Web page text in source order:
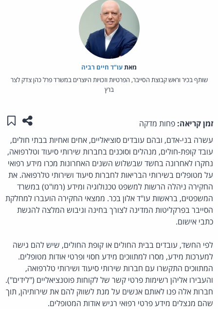
מאת‏עו"ד חיים רביה
שותף בכיר וראש קבוצת הסייבר, הפרטיות וזכויות היוצרים במשרד פרל כהן צדק לצר
ברץ
זמן קריאה: פחות מדקה שתפו
עשרה בני-אדם, ובהם עובדים סוציאליים, אחים ואחיות בבתי חולים,
עובד קופת-חולים, מנהלים וסוכנים בחברות שירותי סיעוד וטלרפואה,
נחקרו לאחרונה בחשד שבשלוש השנים האחרונות מכרו מידע רפואי
על מטופלים בשירותי הבריאות לחברות סיעוד ושירותי טלרפואה. את
החקירה ניהלה הרשות למשפט טכנולוגיה ומידע (רמו"ט) במשרד
המשפטים, בראשות עו"ד אלון בכר. ממצאי החקירה הועברו למחלקת
הסייבר בפרקליטות המדינה לצורך בחינה וגיבוש המלצה להגשת
כתבי אישום.
לפי החשד, עובדים בבית החולים או קופת החולים, שיש להם גישה
למערכות מידע, מסרו למתווכים מידע חסוי ופרטי אודות מטופלים.
המתווכים התקשרו עם חברות שירותי סיעוד ושירותי טלרפואה,
והעבירו אליהן רשימות פרטי קשר של לקוחות פוטנציאליים ("לידים").
חברות אלה פנו לאותם אנשים על מנת לשווק להם את שירותיהן, תוך
שהם מנצלים מידע פרטי רפואי רגיש אודות המטופלים.